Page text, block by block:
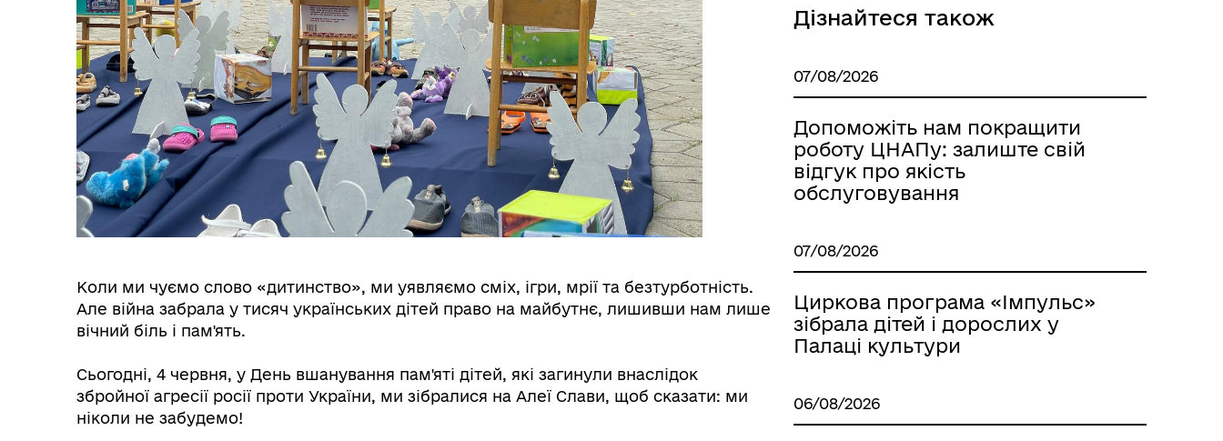
Книга пам'яті полеглих за
Лиманське
Коли ми чуємо слово «дитинство», ми уявляємо сміх, ігри, мрії та безтурботність.
Але війна забрала у тисяч українських дітей право на майбутнє, лишивши нам лише
вічний біль і пам'ять.
Сьогодні, 4 червня, у День вшанування пам'яті дітей, які загинули внаслідок
збройної агресії росії проти України, ми зібралися на Алеї Слави, щоб сказати: ми
ніколи не забудемо!
Дізнайтеся також
07/08/2026
Допоможіть нам покращити
роботу ЦНАПу: залиште свій
відгук про якість
обслуговування
07/08/2026
Циркова програма «Імпульс»
зібрала дітей і дорослих у
Палаці культури
06/08/2026